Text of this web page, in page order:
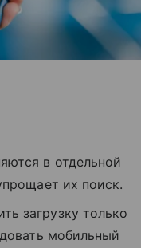
в отдельной
их поиск.
загрузку только
мобильный